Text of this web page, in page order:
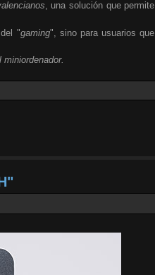
, una solución que permite
"gaming", sino para usuarios que